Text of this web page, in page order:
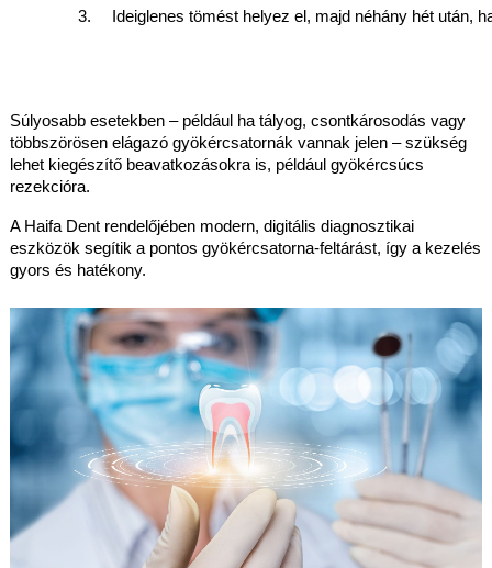
Ideiglenes tömést helyez el, majd néhány hét után,
Súlyosabb esetekben – például ha tályog, csontkárosodás vagy
többszörösen elágazó gyökércsatornák vannak jelen – szükség
lehet kiegészítő beavatkozásokra is, például gyökércsúcs
rezekcióra.
A Haifa Dent rendelőjében modern, digitális diagnosztikai
eszközök segítik a pontos gyökércsatorna-feltárást, így a kezelés
gyors és hatékony.